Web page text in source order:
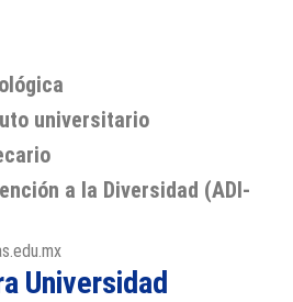
universitario
a la Diversidad (ADI-
Universidad